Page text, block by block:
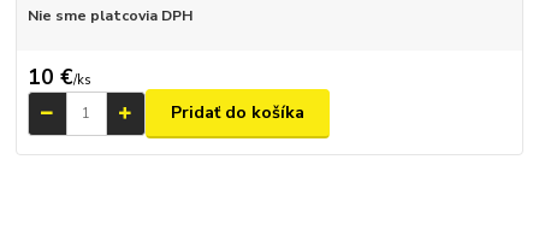
Nie sme platcovia DPH
10 €/ks
Pridať do košíka